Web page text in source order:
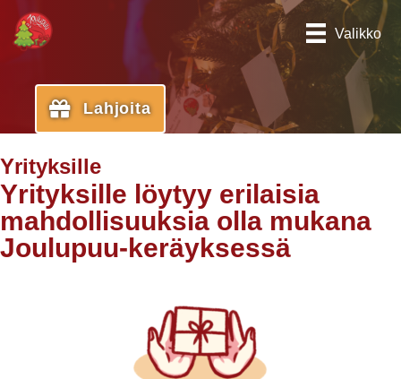
Valikko
Lahjoita
Yrityksille
Yrityksille löytyy erilaisia
mahdollisuuksia olla mukana
Joulupuu-keräyksessä